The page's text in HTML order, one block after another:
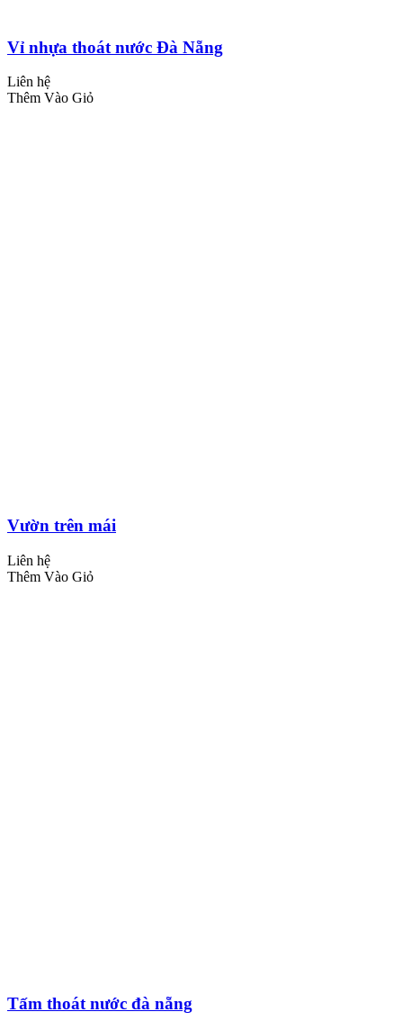
Vỉ nhựa thoát nước Đà Nẵng
Liên hệ
Thêm Vào Giỏ
Vườn trên mái
Liên hệ
Thêm Vào Giỏ
Tấm thoát nước đà nẵng